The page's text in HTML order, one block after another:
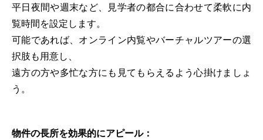
平日夜間や週末など、見学者の都合に合わせて柔軟に内
覧時間を設定します。
可能であれば、オンライン内覧やバーチャルツアーの選
択肢も用意し、
遠方の方や多忙な方にも見てもらえるよう心掛けましょ
う。
物件の長所を効果的にアピール：